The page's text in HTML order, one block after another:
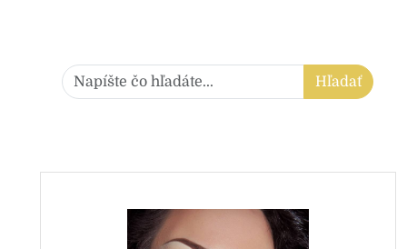
Hľadať: Hľadať